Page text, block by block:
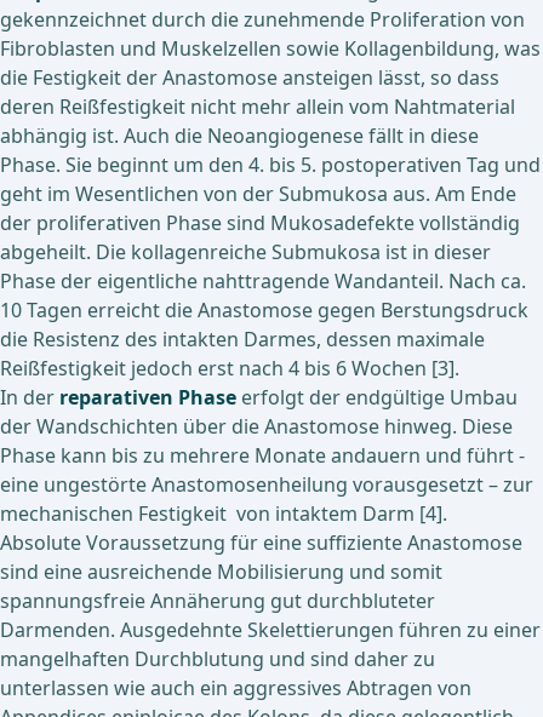
gekennzeichnet durch die zunehmende Proliferation von
Fibroblasten und Muskelzellen sowie Kollagenbildung, was
die Festigkeit der Anastomose ansteigen lässt, so dass
deren Reißfestigkeit nicht mehr allein vom Nahtmaterial
abhängig ist. Auch die Neoangiogenese fällt in diese
Phase. Sie beginnt um den 4. bis 5. postoperativen Tag und
geht im Wesentlichen von der Submukosa aus. Am Ende
der proliferativen Phase sind Mukosadefekte vollständig
abgeheilt. Die kollagenreiche Submukosa ist in dieser
Phase der eigentliche nahttragende Wandanteil. Nach ca.
10 Tagen erreicht die Anastomose gegen Berstungsdruck
die Resistenz des intakten Darmes, dessen maximale
Reißfestigkeit jedoch erst nach 4 bis 6 Wochen [3].
In der reparativen Phase erfolgt der endgültige Umbau
der Wandschichten über die Anastomose hinweg. Diese
Phase kann bis zu mehrere Monate andauern und führt -
eine ungestörte Anastomosenheilung vorausgesetzt – zur
mechanischen Festigkeit von intaktem Darm [4].
Absolute Voraussetzung für eine suffiziente Anastomose
sind eine ausreichende Mobilisierung und somit
spannungsfreie Annäherung gut durchbluteter
Darmenden. Ausgedehnte Skelettierungen führen zu einer
mangelhaften Durchblutung und sind daher zu
unterlassen wie auch ein aggressives Abtragen von